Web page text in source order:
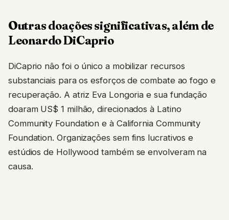
Outras doações significativas, além de
Leonardo DiCaprio
DiCaprio não foi o único a mobilizar recursos
substanciais para os esforços de combate ao fogo e
recuperação. A atriz Eva Longoria e sua fundação
doaram US$ 1 milhão, direcionados à Latino
Community Foundation e à California Community
Foundation. Organizações sem fins lucrativos e
estúdios de Hollywood também se envolveram na
causa.